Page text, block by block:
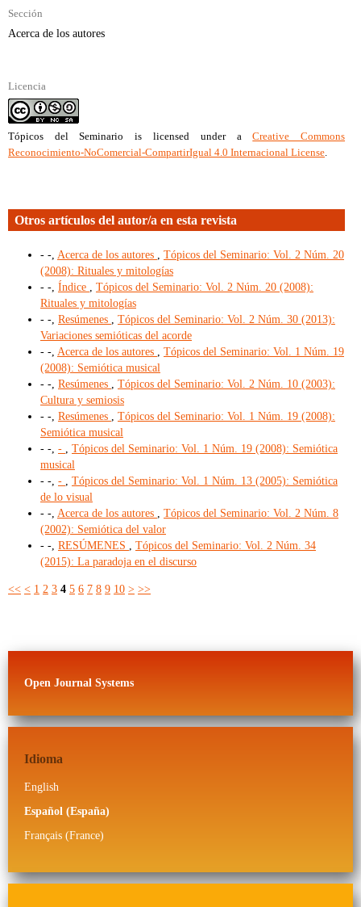
Sección
Acerca de los autores
Licencia
Tópicos del Seminario is licensed under aCreative Commons
Reconocimiento-NoComercial-CompartirIgual 4.0 Internacional License.
Otros artículos del autor/a en esta revista
- -, Acerca de los autores
Tópicos del Seminario: Vol. 2 Núm. 20
(2008): Rituales y mitologías
- -, Índice
Tópicos del Seminario: Vol. 2 Núm. 20 (2008):
Rituales y mitologías
- -, Resúmenes
Tópicos del Seminario: Vol. 2 Núm. 30 (2013):
Variaciones semióticas del acorde
- -, Acerca de los autores
Tópicos del Seminario: Vol. 1 Núm. 19
(2008): Semiótica musical
- -, Resúmenes
Tópicos del Seminario: Vol. 2 Núm. 10 (2003):
Cultura y semiosis
- -, Resúmenes
Tópicos del Seminario: Vol. 1 Núm. 19 (2008):
Semiótica musical
- -, -
Tópicos del Seminario: Vol. 1 Núm. 19 (2008): Semiótica
musical
- -, -
Tópicos del Seminario: Vol. 1 Núm. 13 (2005): Semiótica
de lo visual
- -, Acerca de los autores
Tópicos del Seminario: Vol. 2 Núm. 8
(2002): Semiótica del valor
- -, RESÚMENES
Tópicos del Seminario: Vol. 2 Núm. 34
(2015): La paradoja en el discurso
<< < 1 2 3 4 5 6 7 8 9 10 > >>
Open Journal Systems
Idioma
English
Español (España)
Français (France)